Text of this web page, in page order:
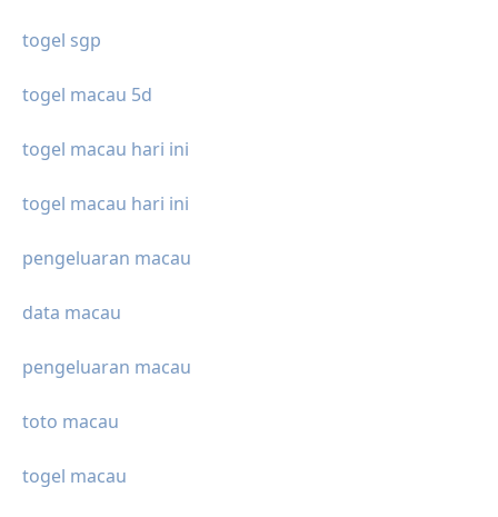
togel sgp
togel macau 5d
togel macau hari ini
togel macau hari ini
pengeluaran macau
data macau
pengeluaran macau
toto macau
togel macau